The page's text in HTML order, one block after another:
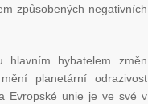
způsobených negativních
hlavním hybatelem změn
planetární odrazivost
Evropské unie je ve své v